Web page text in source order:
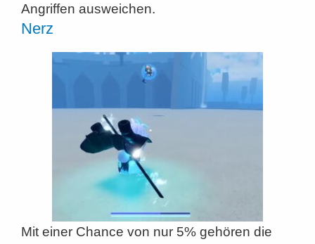
Angriffen ausweichen.
Nerz
Mit einer Chance von nur 5% gehören die